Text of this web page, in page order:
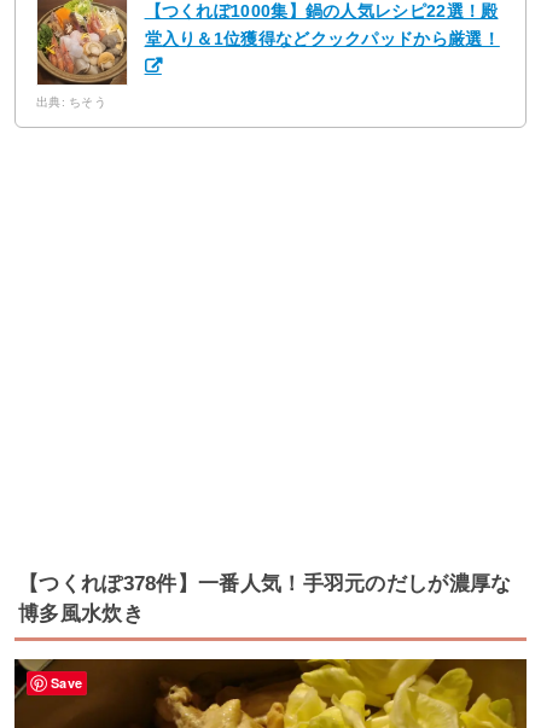
【つくれぽ1000集】鍋の人気レシピ22選！殿
堂入り＆1位獲得などクックパッドから厳選！
出典: ちそう
【つくれぽ378件】一番人気！手羽元のだしが濃厚な
博多風水炊き
Save